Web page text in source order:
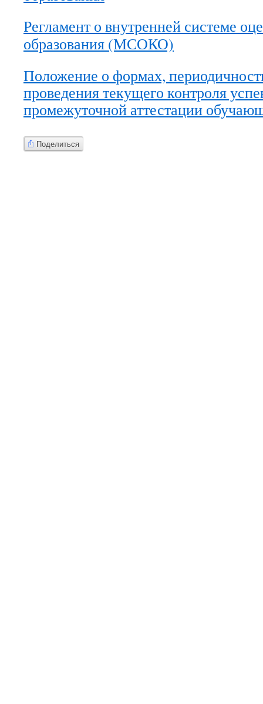
Регламент о внутренней системе
образования (МСОКО)
Положение о формах,
проведения текущего контроля
промежуточной аттестации
Поделиться